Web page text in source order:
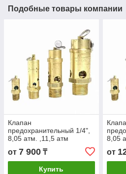
Подобные товары компании
Клапан
предохранительный 1/4",
8,05 атм. ,11,5 атм
от 7 900 ₸
Купить
8,05
атм,
от